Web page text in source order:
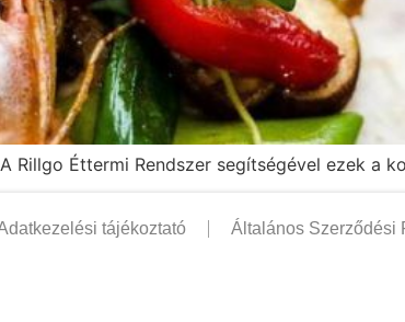
Éttermi Rendszer segítségével ezek a
tájékoztató Általános Szerződési